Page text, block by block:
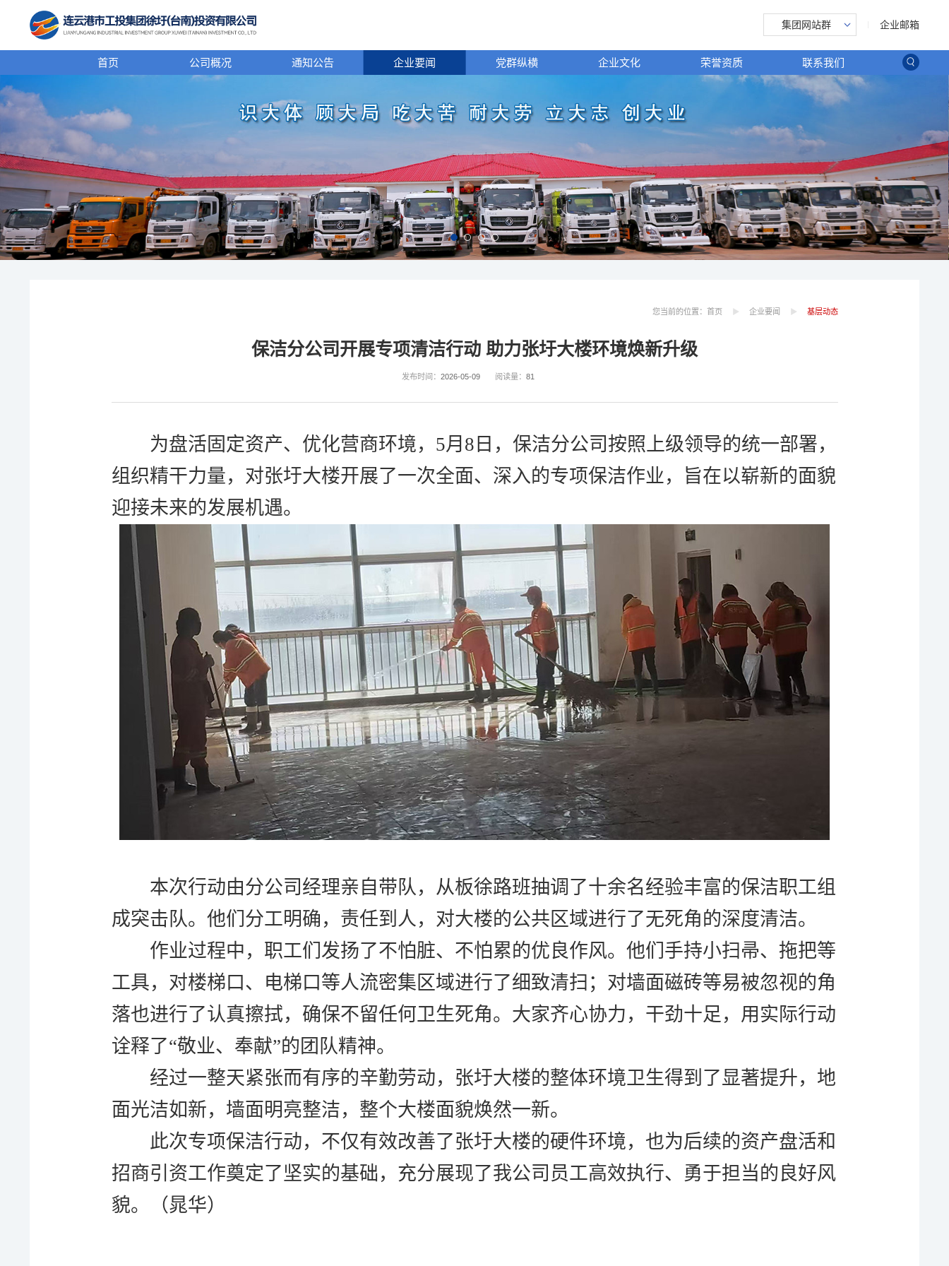
集团网站群 企业邮箱
首页 公司概况 通知公告 企业要闻 党群纵横 企业文化 荣誉资质 联系我们
您当前的位置： 首页 企业要闻 基层动态
保洁分公司开展专项清洁行动 助力张圩大楼环境焕新升级
发布时间： 2026-05-09 阅读量： 81
为盘活固定资产、优化营商环境， 5月 8 日，保洁分公司按照上级领导的统一部署，
组织精干力量，对张圩大楼开展了一次全面、深入的专项保洁作业，旨在以崭新的面貌
迎接未来的发展机遇。
本次行动由分公司经理亲自带队，从板徐路班抽调了十余名经验丰富的保洁职工组
成突击队。他们分工明确，责任到人，对大楼的公共区域进行了无死角的深度清洁。
作业过程中，职工们发扬了不怕脏、不怕累的优良作风。他们手持小扫帚、拖把等
工具，对楼梯口、电梯口等人流密集区域进行了细致清扫；对墙面磁砖等易被忽视的角
落也进行了认真擦拭，确保不留任何卫生死角。大家齐心协力，干劲十足，用实际行动
诠释了“敬业、奉献”的团队精神。
经过一整天紧张而有序的辛勤劳动，张圩大楼的整体环境卫生得到了显著提升，地
面光洁如新，墙面明亮整洁，整个大楼面貌焕然一新。
此次专项保洁行动，不仅有效改善了张圩大楼的硬件环境，也为后续的资产盘活和
招商引资工作奠定了坚实的基础，充分展现了我公司员工高效执行、勇于担当的良好风
貌。（晁华）